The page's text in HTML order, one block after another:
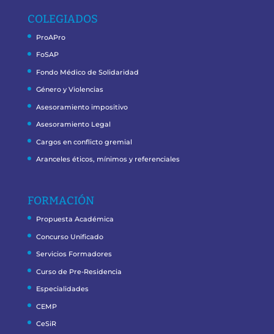
COLEGIADOS
ProAPro
FoSAP
Fondo Médico de Solidaridad
Género y Violencias
Asesoramiento impositivo
Asesoramiento Legal
Cargos en conflicto gremial
Aranceles éticos, mínimos y referenciales
FORMACIÓN
Propuesta Académica
Concurso Unificado
Servicios Formadores
Curso de Pre-Residencia
Especialidades
CEMP
CeSiR